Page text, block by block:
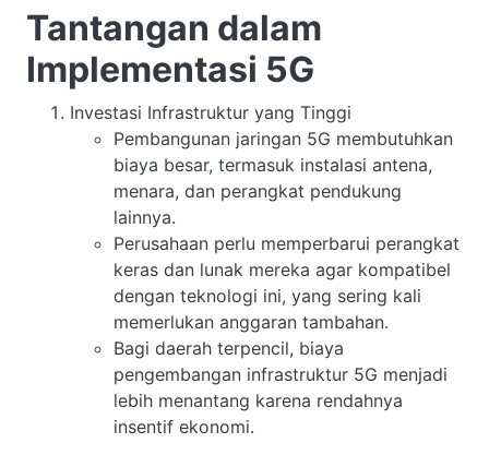
Tantangan dalam
Implementasi 5G
Investasi Infrastruktur yang Tinggi
Pembangunan jaringan 5G membutuhkan
biaya besar, termasuk instalasi antena,
menara, dan perangkat pendukung
lainnya.
Perusahaan perlu memperbarui perangkat
keras dan lunak mereka agar kompatibel
dengan teknologi ini, yang sering kali
memerlukan anggaran tambahan.
Bagi daerah terpencil, biaya
pengembangan infrastruktur 5G menjadi
lebih menantang karena rendahnya
insentif ekonomi.